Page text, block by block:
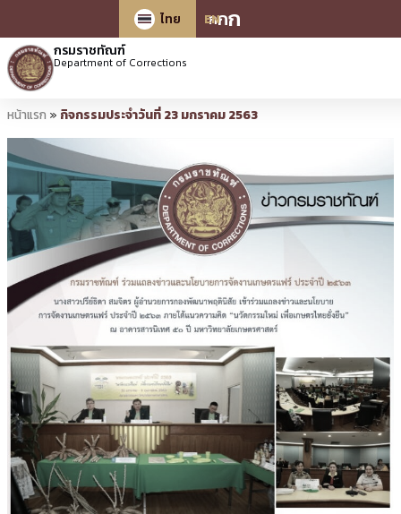
กกก
ไทย
EN
กรมราชทัณฑ์
Department of Corrections
หน้าแรก » กิจกรรมประจำวันที่ 23 มกราคม 2563